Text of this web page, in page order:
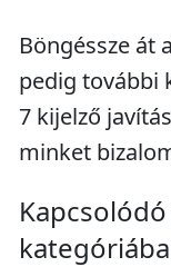
Böngéssze át
pedig további
7 kijelző
minket